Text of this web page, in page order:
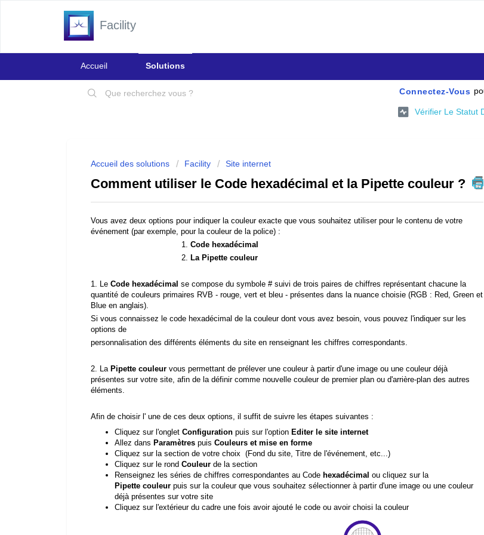
Facility
Accueil Solutions
Connectez-Vous
Vérifier Le Statut
Accueil des solutions Facility Site internet
Comment utiliser le Code hexadécimal et la Pipette couleur ?
Vous avez deux options pour indiquer la couleur exacte que vous souhaitez utiliser pour le contenu de votre
événement (par exemple, pour la couleur de la police) :
1. Code hexadécimal
2. La Pipette couleur
1. Le Code hexadécimal se compose du symbole # suivi de trois paires de chiffres représentant chacune la
quantité de couleurs primaires RVB - rouge, vert et bleu - présentes dans la nuance choisie (RGB : Red, Green et
Blue en anglais).
Si vous connaissez le code hexadécimal de la couleur dont vous avez besoin, vous pouvez l'indiquer sur les
options de
personnalisation des différents éléments du site en renseignant les chiffres correspondants.
2. La Pipette couleur vous permettant de prélever une couleur à partir d'une image ou une couleur déjà
présentes sur votre site, afin de la définir comme nouvelle couleur de premier plan ou d'arrière-plan des autres
éléments.
Afin de choisir l' une de ces deux options, il suffit de suivre les étapes suivantes :
Cliquez sur l'onglet Configuration puis sur l'option Editer le site internet
Allez dans Paramètres puis Couleurs et mise en forme
Cliquez sur la section de votre choix (Fond du site, Titre de l'événement, etc...)
Cliquez sur le rond Couleur de la section
Renseignez les séries de chiffres correspondantes au Code hexadécimal ou cliquez sur la
Pipette couleur puis sur la couleur que vous souhaitez sélectionner à partir d'une image ou une couleur
déjà présentes sur votre site
Cliquez sur l'extérieur du cadre une fois avoir ajouté le code ou avoir choisi la couleur